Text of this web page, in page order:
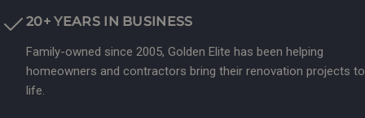
20+ YEARS IN BUSINESS
Family-owned since 2005, Golden Elite has been helping
homeowners and contractors bring their renovation projects to
life.